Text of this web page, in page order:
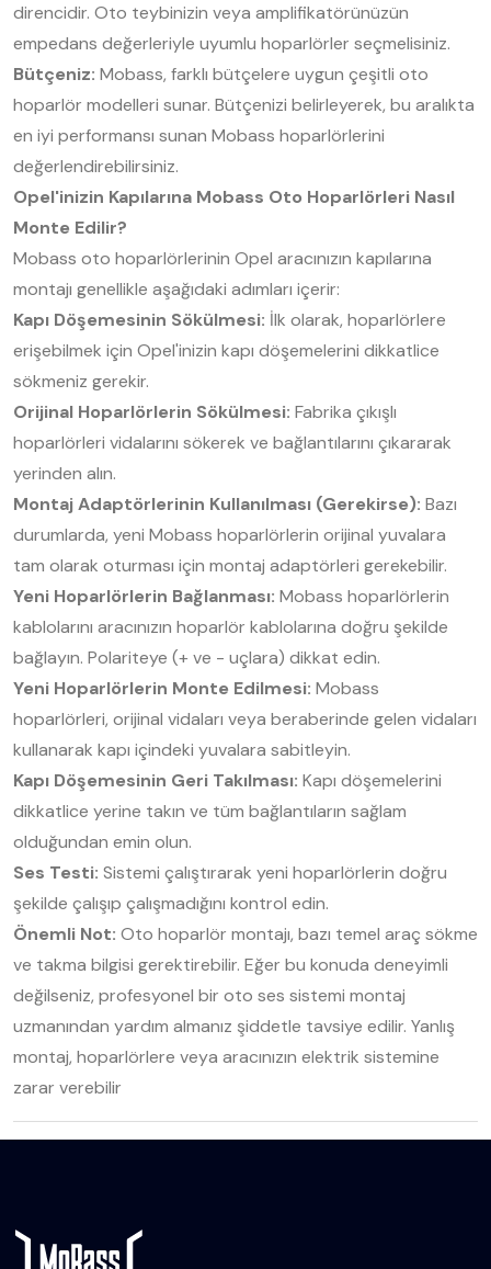
direncidir. Oto teybinizin veya amplifikatörünüzün
empedans değerleriyle uyumlu hoparlörler seçmelisiniz.
Bütçeniz: Mobass, farklı bütçelere uygun çeşitli oto
hoparlör modelleri sunar. Bütçenizi belirleyerek, bu aralıkta
en iyi performansı sunan Mobass hoparlörlerini
değerlendirebilirsiniz.
Opel'inizin Kapılarına Mobass Oto Hoparlörleri Nasıl
Monte Edilir?
Mobass oto hoparlörlerinin Opel aracınızın kapılarına
montajı genellikle aşağıdaki adımları içerir:
Kapı Döşemesinin Sökülmesi: İlk olarak, hoparlörlere
erişebilmek için Opel'inizin kapı döşemelerini dikkatlice
sökmeniz gerekir.
Orijinal Hoparlörlerin Sökülmesi: Fabrika çıkışlı
hoparlörleri vidalarını sökerek ve bağlantılarını çıkararak
yerinden alın.
Montaj Adaptörlerinin Kullanılması (Gerekirse): Bazı
durumlarda, yeni Mobass hoparlörlerin orijinal yuvalara
tam olarak oturması için montaj adaptörleri gerekebilir.
Yeni Hoparlörlerin Bağlanması: Mobass hoparlörlerin
kablolarını aracınızın hoparlör kablolarına doğru şekilde
bağlayın. Polariteye (+ ve - uçlara) dikkat edin.
Yeni Hoparlörlerin Monte Edilmesi: Mobass
hoparlörleri, orijinal vidaları veya beraberinde gelen vidaları
kullanarak kapı içindeki yuvalara sabitleyin.
Kapı Döşemesinin Geri Takılması: Kapı döşemelerini
dikkatlice yerine takın ve tüm bağlantıların sağlam
olduğundan emin olun.
Ses Testi: Sistemi çalıştırarak yeni hoparlörlerin doğru
şekilde çalışıp çalışmadığını kontrol edin.
Önemli Not: Oto hoparlör montajı, bazı temel araç sökme
ve takma bilgisi gerektirebilir. Eğer bu konuda deneyimli
değilseniz, profesyonel bir oto ses sistemi montaj
uzmanından yardım almanız şiddetle tavsiye edilir. Yanlış
montaj, hoparlörlere veya aracınızın elektrik sistemine
zarar verebilir